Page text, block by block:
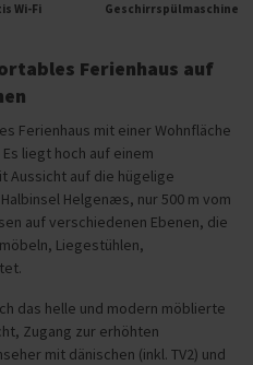
Wi-Fi Geschirrspülmaschine
Ferienhaus auf
Ferienhaus mit einer Wohnfläche
liegt hoch auf einem
Aussicht auf die hügelige
Helgenæs, nur 500 m vom
auf verschiedenen Ebenen, die
Liegestühlen,
das helle und modern möblierte
Zugang zur erhöhten
mit dänischen (inkl. TV2) und